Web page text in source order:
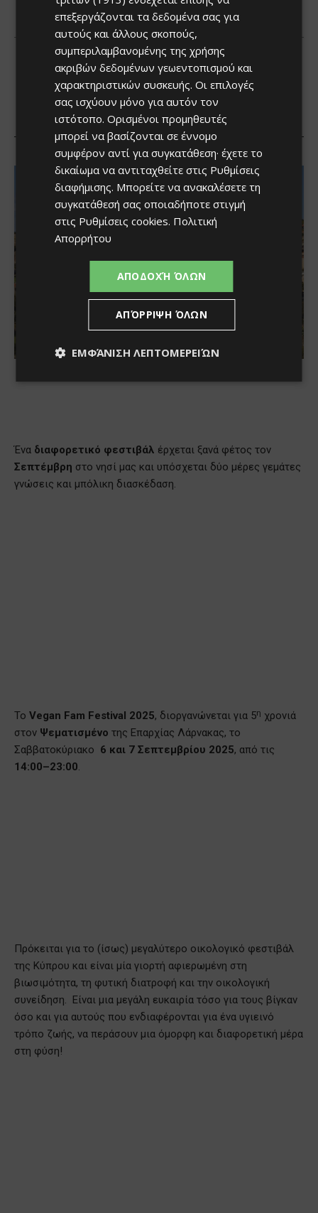
επεξεργάζονται τα δεδομένα σας για
αυτούς και άλλους σκοπούς,
συμπεριλαμβανομένης της χρήσης
ακριβών δεδομένων γεωεντοπισμού και
χαρακτηριστικών συσκευής. Οι επιλογές
σας ισχύουν μόνο για αυτόν τον
ιστότοπο. Ορισμένοι προμηθευτές
μπορεί να βασίζονται σε έννομο
συμφέρον αντί για συγκατάθεση· έχετε το
δικαίωμα να αντιταχθείτε στις Ρυθμίσεις
διαφήμισης. Μπορείτε να ανακαλέσετε τη
συγκατάθεσή σας οποιαδήποτε στιγμή
στις Ρυθμίσεις cookies. Πολιτική
Απορρήτου
ΑΠΟΔΟΧΉ ΌΛΩΝ
ΑΠΌΡΡΙΨΗ ΌΛΩΝ
ΕΜΦΆΝΙΣΗ ΛΕΠΤΟΜΕΡΕΙΏΝ